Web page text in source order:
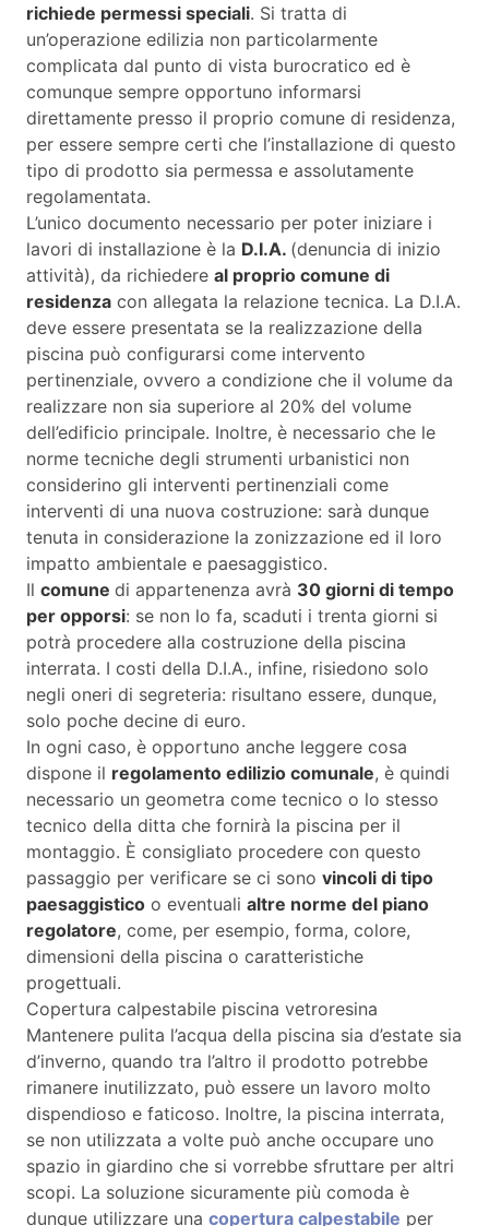
richiede permessi speciali. Si tratta di
un’operazione edilizia non particolarmente
complicata dal punto di vista burocratico ed è
comunque sempre opportuno informarsi
direttamente presso il proprio comune di residenza,
per essere sempre certi che l’installazione di questo
tipo di prodotto sia permessa e assolutamente
regolamentata.
L’unico documento necessario per poter iniziare i
lavori di installazione è la D.I.A. (denuncia di inizio
attività), da richiedere al proprio comune di
residenza con allegata la relazione tecnica. La D.I.A.
deve essere presentata se la realizzazione della
piscina può configurarsi come intervento
pertinenziale, ovvero a condizione che il volume da
realizzare non sia superiore al 20% del volume
dell’edificio principale. Inoltre, è necessario che le
norme tecniche degli strumenti urbanistici non
considerino gli interventi pertinenziali come
interventi di una nuova costruzione: sarà dunque
tenuta in considerazione la zonizzazione ed il loro
impatto ambientale e paesaggistico.
Il comune di appartenenza avrà 30 giorni di tempo
per opporsi: se non lo fa, scaduti i trenta giorni si
potrà procedere alla costruzione della piscina
interrata. I costi della D.I.A., infine, risiedono solo
negli oneri di segreteria: risultano essere, dunque,
solo poche decine di euro.
In ogni caso, è opportuno anche leggere cosa
dispone il regolamento edilizio comunale, è quindi
necessario un geometra come tecnico o lo stesso
tecnico della ditta che fornirà la piscina per il
montaggio. È consigliato procedere con questo
passaggio per verificare se ci sono vincoli di tipo
paesaggistico o eventuali altre norme del piano
regolatore, come, per esempio, forma, colore,
dimensioni della piscina o caratteristiche
progettuali.
Copertura calpestabile piscina vetroresina
Mantenere pulita l’acqua della piscina sia d’estate sia
d’inverno, quando tra l’altro il prodotto potrebbe
rimanere inutilizzato, può essere un lavoro molto
dispendioso e faticoso. Inoltre, la piscina interrata,
se non utilizzata a volte può anche occupare uno
spazio in giardino che si vorrebbe sfruttare per altri
scopi. La soluzione sicuramente più comoda è
dunque utilizzare una copertura calpestabile per